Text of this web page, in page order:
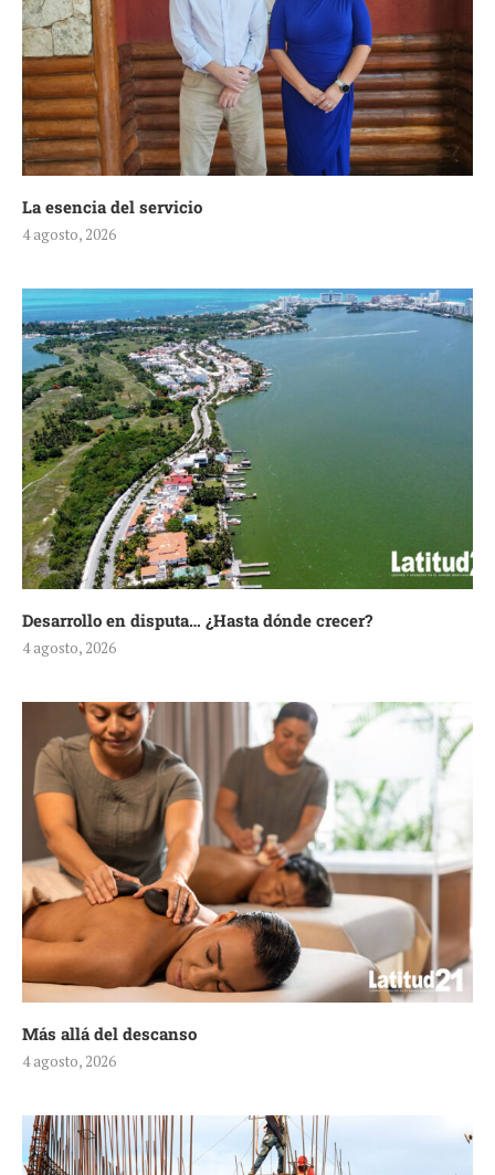
La esencia del servicio
4 agosto, 2026
Desarrollo en disputa… ¿Hasta dónde crecer?
4 agosto, 2026
Más allá del descanso
4 agosto, 2026